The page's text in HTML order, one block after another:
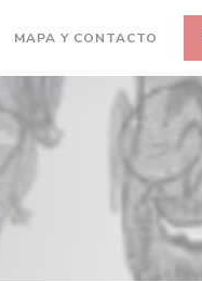
MAPA Y CONTACTO